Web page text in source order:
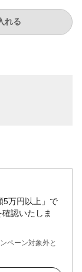
れる
5万円以上」で
認いたしま
ペーン対象外と